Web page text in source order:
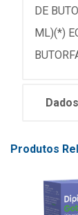
DE
ML)(*)
Produtos